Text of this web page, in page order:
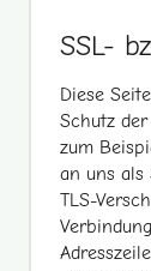
SSL-
Diese
Schutz
zum
an uns als
TLS-